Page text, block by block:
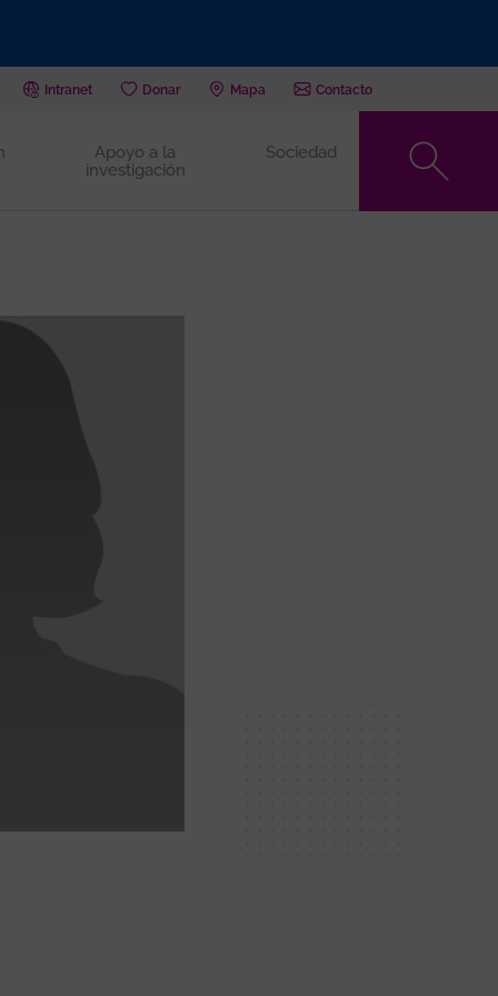
Intranet Donar Mapa Contacto
Apoyo a la
investigación
Sociedad